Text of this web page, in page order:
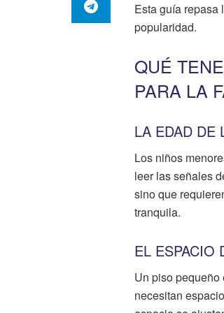
Esta guía repasa
popularidad.
QUÉ
PARA LA
LA EDAD DE
Los niños
leer las señales
sino que
tranquila.
EL ESPACIO
Un piso pequeño
necesitan